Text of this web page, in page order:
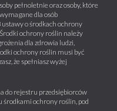
pełnoletnie oraz osoby, które
dla osób
o środkach ochrony
ochrony roślin należy
dla zdrowia ludzi,
ochrony roślin musi być
że spełniasz wyżej
do rejestru przedsiębiorców
środkami ochrony roślin, pod